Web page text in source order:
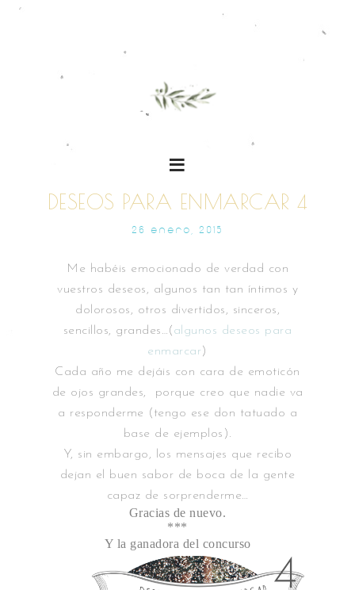
DESEOS PARA ENMARCAR 4
26 ENERO, 2015
Me habéis emocionado de verdad con
vuestros deseos, algunos tan tan íntimos y
dolorosos, otros divertidos, sinceros,
sencillos, grandes…( algunos deseos para
enmarcar )
Cada año me dejáis con cara de emoticón
de ojos grandes, porque creo que nadie va
a responderme (tengo ese don tatuado a
base de ejemplos).
Y, sin embargo, los mensajes que recibo
dejan el buen sabor de boca de la gente
capaz de sorprenderme…
Gracias de nuevo.
***
Y la ganadora del concurso